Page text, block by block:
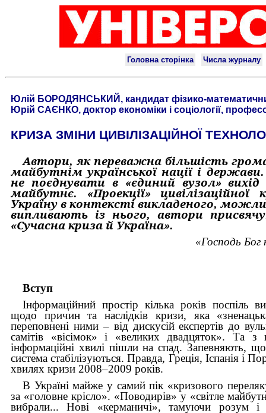
Юлій БОРОДЯНСЬКИЙ, кандидат фізико-
Юрій САЄНКО, доктор економіки і соціології,
КРИЗА ЗМІНИ ЦИВІЛІЗАЦІЙНОЇ
Автори, як переважна біль­шість
майбутнім украї­нської нації і
не поєднувати в «єдиний вузол» вихід
майбутнє. «Проекції»
Україну в контексті викладеного,
випливають із нього, автори
«Сучасна криза й Україна».
«Господь Бог
Вступ
Інформаційний простір кілька років поспіль
щодо причин та наслідків кризи, яка
переповнені ними – від дискусій експертів до
самітів «вісімок» і «великих двадцяток». Та
інформаційні хвилі пішли на спад. Запевняють,
система стабілізуються. Правда, Греція, Іспанія і
хвилях кризи 2008–2009 років.
В Україні майже у самий пік «кризового
за «головне крісло». «Поводирів» у «світле
вибрали... Нові «керманичі», тамуючи розум і